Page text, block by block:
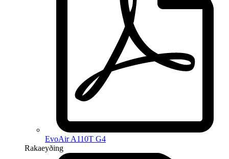
EvoAir A110T G4
Rakaeyðing